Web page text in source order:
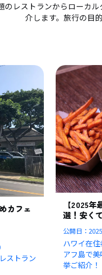
のレストランからローカ
介します。旅行の目
カフェ
ストラン
【2025
選！安く
公開日：
ハワイ在
アフ島で
挙ご紹介！